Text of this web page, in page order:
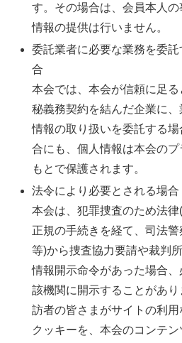
す。その場合は、会員本人
情報の提供は行いません。
委託業者に必要な業務を委
合
本会では、本会が信頼に足
秘義務契約を結んだ企業に
情報の取り扱いを委託する
合にも、個人情報は本会の
もとで保護されます。
法令により必要とされる場合
本会は、犯罪捜査のため法律
正規の手続きを経て、司法
等)から捜査協力要請や裁判
情報開示命令があった場合
該機関に開示することがあ
訪者の皆さまがサイトの利
クッキーを、本会のコンテ